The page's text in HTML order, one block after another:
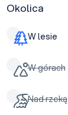
Okolica
W lesie
W górach
Nad rzeką